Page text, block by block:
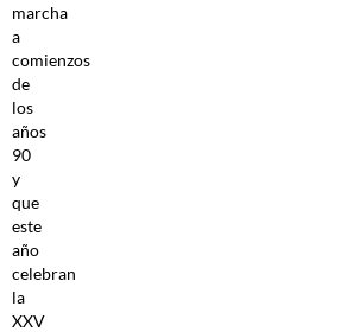
marcha
a
comienzos
de
los
años
90
y
que
este
año
celebran
la
XXV